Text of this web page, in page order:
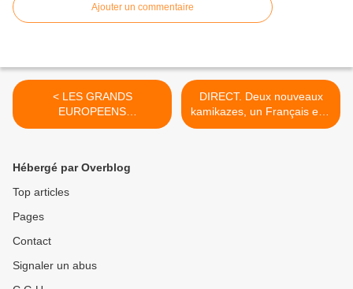
Ajouter un commentaire
< LES GRANDS
EUROPEENS
PARTENT.Ancien
DIRECT. Deux nouveaux
kamikazes, un Français et...
>
Hébergé par Overblog
Top articles
Pages
Contact
Signaler un abus